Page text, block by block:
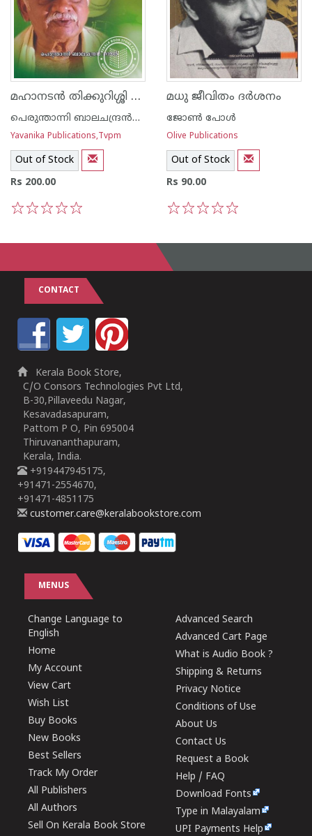
മഹാനടന്‍ തിക്കുറിശ്ശി സുകുമാരന്‍ നായര്‍
പെരുന്താന്നി ബാലചന്ദ്രന്‍നായര്‍
Yavanika Publications,Tvpm
Out of Stock
Rs 200.00
മധു ജീവിതം ദര്‍ശനം
ജോണ്‍ പോള്‍
Olive Publications
Out of Stock
Rs 90.00
CONTACT
Kerala Book Store,
C/O Consors Technologies Pvt Ltd,
B-30,Pillaveedu Nagar,
Kesavadasapuram,
Pattom P O, Pin 695004
Thiruvananthapuram,
Kerala, India.
+919447945175,
+91471-2554670,
+91471-4851175
customer.care@keralabookstore.com
MENUS
Change Language to
English
Home
My Account
View Cart
Wish List
Buy Books
New Books
Best Sellers
Track My Order
All Publishers
All Authors
Sell On Kerala Book Store
Advanced Search
Advanced Cart Page
What is Audio Book ?
Shipping & Returns
Privacy Notice
Conditions of Use
About Us
Contact Us
Request a Book
Help / FAQ
Download Fonts
Type in Malayalam
UPI Payments Help